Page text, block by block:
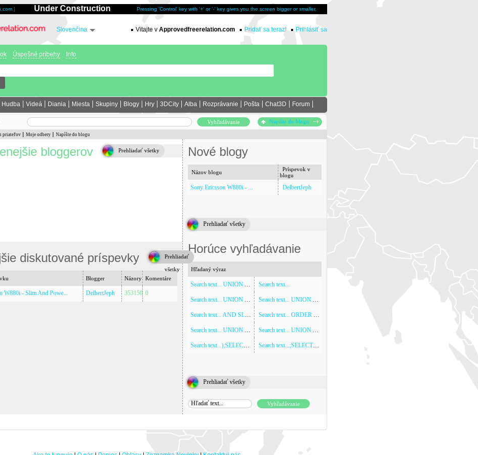
] Under Construction Pressing 'Control' key with '+' or '-' key gives you the screen bigger or smaller.
Slovenčina Vitajte v Approvedfreerelation.com Pridať sa teraz! Prihlásiť sa
Úspešné príbehy Info
Hudba Videá Diania Miesta Skupiny Blogy Hry 3DCity Alba Rozprávanie Pošta Chat3D
Forum
Napíšte do blogu
priateľov Moje odbery Napíšte do blogu
bloggerov Prehliadať všetky
diskutované príspevky Prehliadať
všetky
Blogger Názory Komentáre
W880i - Slim And Powe... DelbertJeph 353150 0
Nové blogy
Názov blogu
Príspevok v
blogu
Sony Ericsson W880i - ... DelbertJeph
Prehliadať všetky
Horúce vyhľadávanie
Hľadaný výraz
Search text... UNION ALL SELECT NULL,NULL,NULL,NULL,NULL,NULL,NULL,NULL,NULL,NULL Search text...
Search text... UNION ALL SELECT NULL Search text... UNION ALL SELECT NULL,NULL
Search text... AND SLEEP(5) Search text... ORDER BY 1
Search text... UNION ALL SELECT NULL,NULL,NULL,NULL,NULL,NULL,NULL,NULL,NULL Search text... UNION ALL SELECT NULL,NULL,NULL,NULL,NULL,NULL,NULL
Search text...);SELECT SLEEP(5) Search text...;SELECT SLEEP(5)
Prehliadať všetky